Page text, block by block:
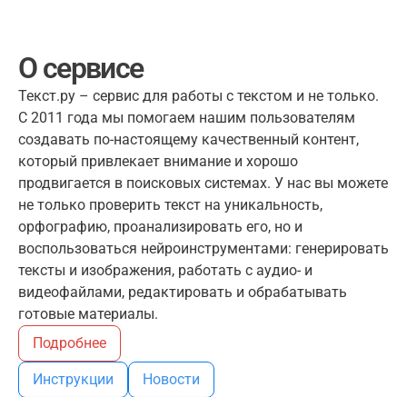
О сервисе
Текст.ру – сервис для работы с текстом и не только.
С 2011 года мы помогаем нашим пользователям
создавать по-настоящему качественный контент,
который привлекает внимание и хорошо
продвигается в поисковых системах. У нас вы можете
не только проверить текст на уникальность,
орфографию, проанализировать его, но и
воспользоваться нейроинструментами: генерировать
тексты и изображения, работать с аудио- и
видеофайлами, редактировать и обрабатывать
готовые материалы.
Подробнее
Инструкции Новости